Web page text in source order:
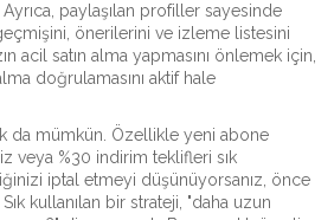
paylaşılan profiller sayesinde
önerilerini ve izleme listesini
acil satın alma yapmasını önlemek için,
doğrulamasını aktif hale
da mümkün. Özellikle yeni abone
veya %30 indirim teklifleri sık
iptal etmeyi düşünüyorsanız, önce
kullanılan bir strateji, "daha uzun